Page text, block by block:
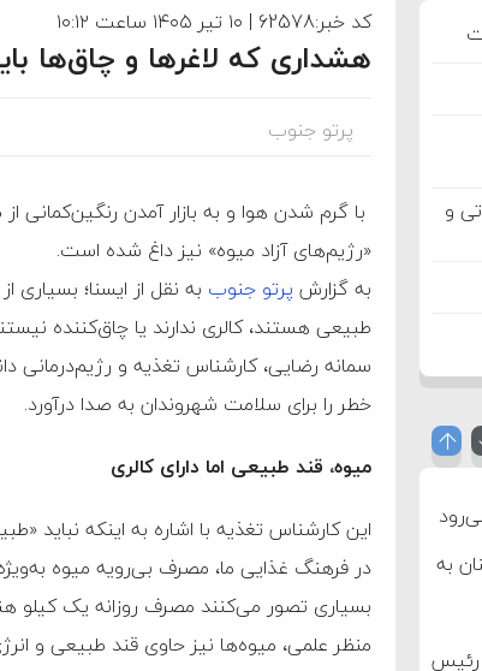
کد خبر:62578 | ۱۰ تیر ۱۴۰۵ ساعت ۱۰:۱۲
هشداری که لاغرها و چاق‌ها
پرتو جنوب
با گرم شدن هوا و به بازار آمدن رنگین‌کمانی از
«رژیم‌های آزاد میوه» نیز داغ شده است.
به گزارش پرتو جنوب به نقل از ایسنا؛
طبیعی هستند، کالری ندارند یا چاق‌کننده
سمانه رضایی، کارشناس تغذیه و رژیم‌درمانی
خطر را برای سلامت شهروندان به صدا درآورد.
میوه، قند طبیعی اما دارای کالری
این کارشناس تغذیه با اشاره به اینکه نباید
در فرهنگ غذایی ما، مصرف بی‌رویه میوه
بسیاری تصور می‌کنند مصرف روزانه یک کیلو
منظر علمی، میوه‌ها نیز حاوی قند طبیعی و
و
به اتهام فساد و اختلاس اموال
رئیس‌جمهور واهی و کذب محض